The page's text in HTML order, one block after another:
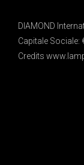
DIAMOND
Capitale Sociale:
Credits